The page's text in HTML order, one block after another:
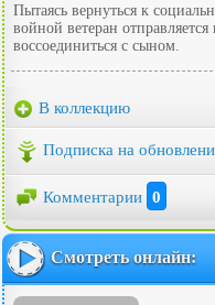
Пытаясь вернуться к
войной ветеран
воссоединиться с сыном.
В коллекцию
Подписка на
Комментарии 0
Смотреть онлайн: